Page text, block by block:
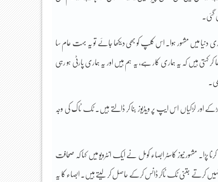
دنیا میں مشہور ہوا۔ اس کلپ کو بھی دیکھا جائے تو یہ بہت عام سا
کہتی ہیں کہ یہ ہماری کار ہے، یہ ہم ہیں اور یہ ہماری پارٹی ہو رہی
اور لڑکیاں اس ایپ پر ویڈیوز بنا کر ڈالتے ہیں۔ ٹک ٹاک کی وجہ
مشہور نیوز کاسٹر ابصاء کومل نے ایک انٹرویو میں کہا کہ صحافت
کرتے جتنی ٹک ٹاکر ڈانس کرکے حاصل کر لیتے ہیں۔ ابصاء کا یہ